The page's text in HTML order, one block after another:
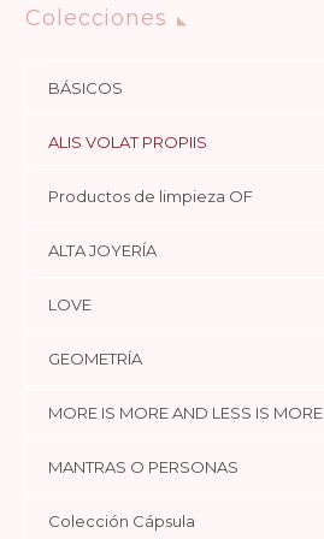
Colecciones
BÁSICOS
ALIS VOLAT PROPIIS
Productos de limpieza OF
ALTA JOYERÍA
LOVE
GEOMETRÍA
MORE IS MORE AND LESS IS MORE
MANTRAS O PERSONAS
Colección Cápsula